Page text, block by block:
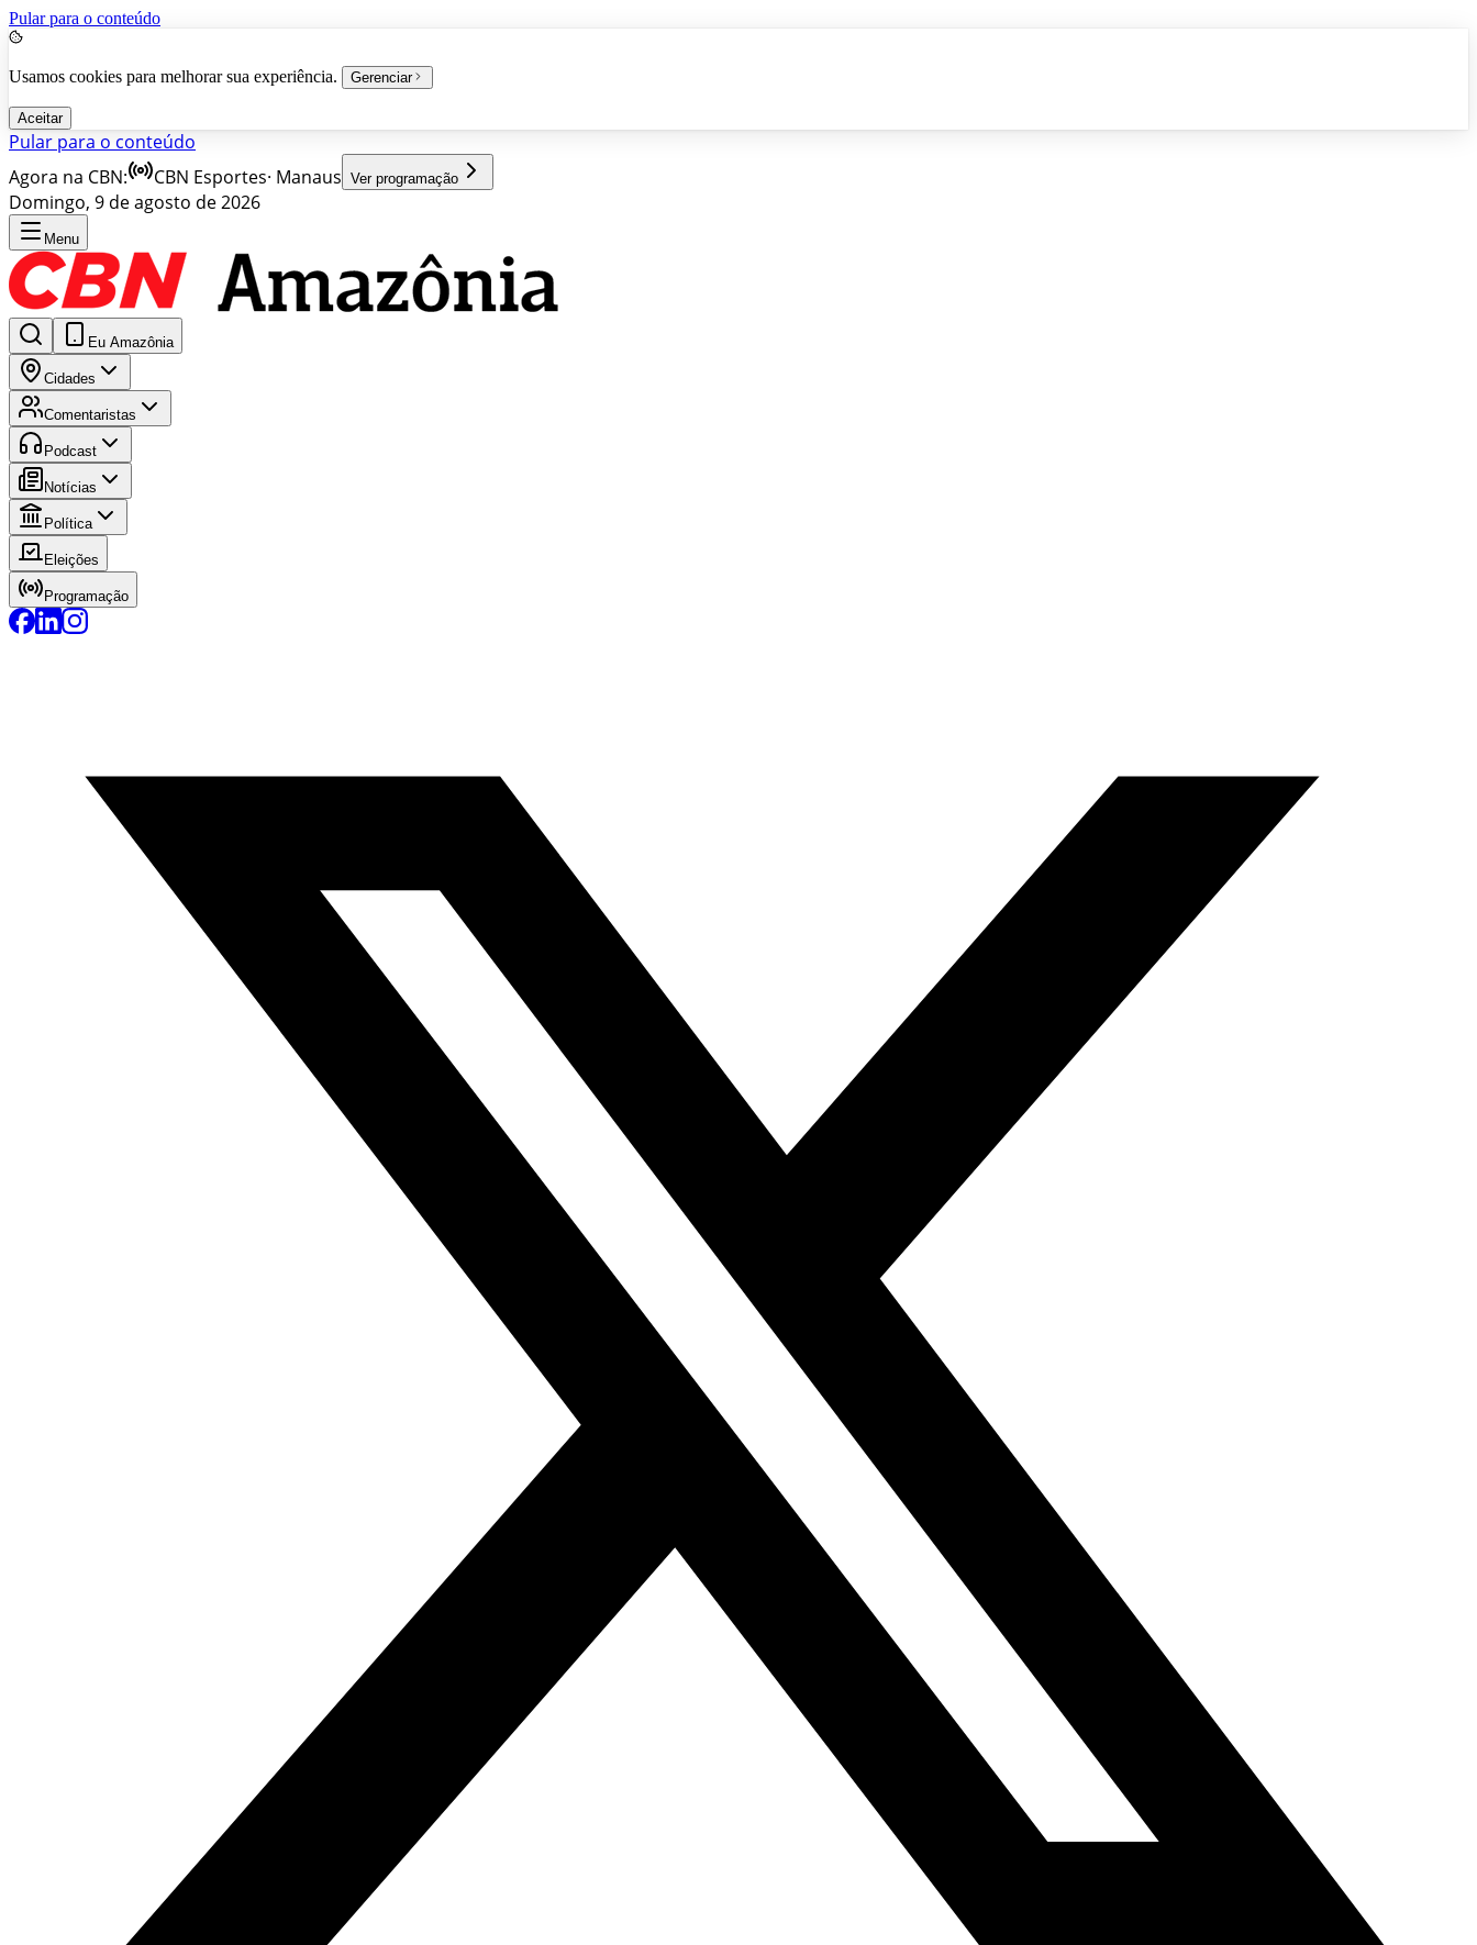
Pular para o conteúdo
Usamos cookies para melhorar sua experiência. Gerenciar
Aceitar
Pular para o conteúdo
Agora na CBN:
CBN Esportes· Manaus Ver programação
Domingo, 9 de agosto de 2026
Menu
Eu Amazônia
Cidades
Comentaristas
Podcast
Notícias
Política
Eleições
Programação